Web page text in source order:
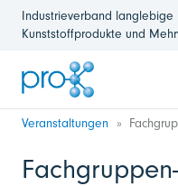
Industrieverband langlebige
Kunststoffprodukte und
Veranstaltungen